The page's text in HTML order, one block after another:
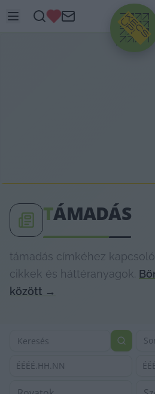
HIRDETÉS
TÁMADÁS
támadás címkéhez
cikkek és háttéranyagok.
között →
ÉÉÉÉ.HH.NN